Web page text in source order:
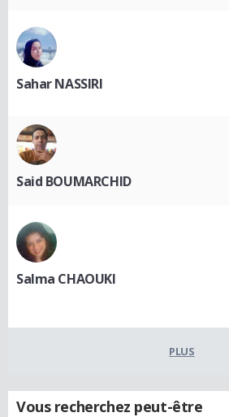
Sahar NASSIRI
Said BOUMARCHID
Salma CHAOUKI
PLUS
Vous recherchez peut-être